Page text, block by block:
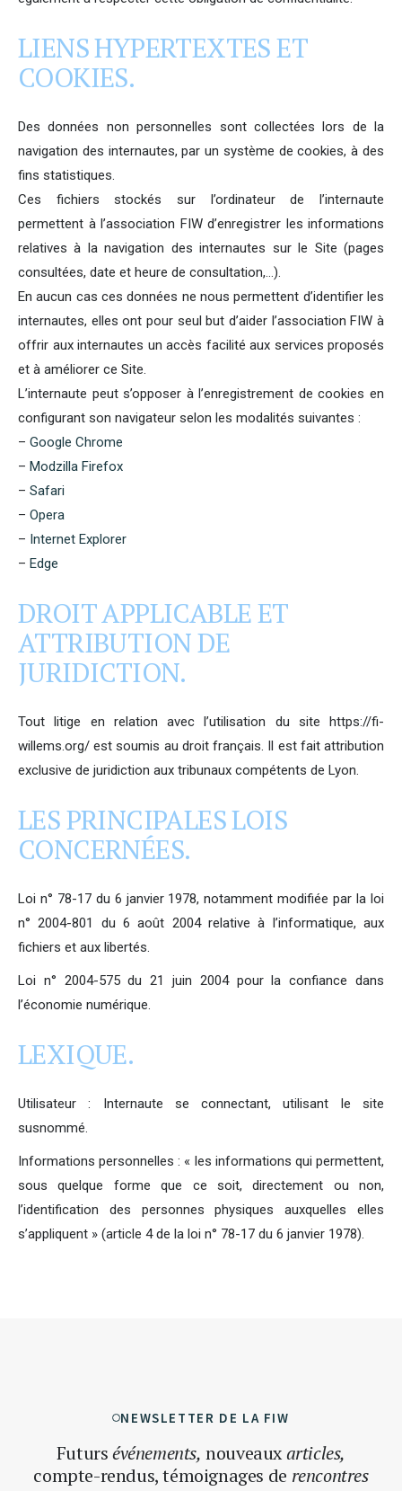
LIENS HYPERTEXTES ET
COOKIES.
Des données non personnelles sont collectées lors de la
navigation des internautes, par un système de cookies, à des
fins statistiques.
Ces fichiers stockés sur l’ordinateur de l’internaute
permettent à l’association FIW d’enregistrer les informations
relatives à la navigation des internautes sur le Site (pages
consultées, date et heure de consultation,…).
En aucun cas ces données ne nous permettent d’identifier les
internautes, elles ont pour seul but d’aider l’association FIW à
offrir aux internautes un accès facilité aux services proposés
et à améliorer ce Site.
L’internaute peut s’opposer à l’enregistrement de cookies en
configurant son navigateur selon les modalités suivantes :
– Google Chrome
– Modzilla Firefox
– Safari
– Opera
– Internet Explorer
– Edge
DROIT APPLICABLE ET
ATTRIBUTION DE
JURIDICTION.
Tout litige en relation avec l’utilisation du site https://fi-
willems.org/ est soumis au droit français. Il est fait attribution
exclusive de juridiction aux tribunaux compétents de Lyon.
LES PRINCIPALES LOIS
CONCERNÉES.
Loi n° 78-17 du 6 janvier 1978, notamment modifiée par la loi
n° 2004-801 du 6 août 2004 relative à l’informatique, aux
fichiers et aux libertés.
Loi n° 2004-575 du 21 juin 2004 pour la confiance dans
l’économie numérique.
LEXIQUE.
Utilisateur : Internaute se connectant, utilisant le site
susnommé.
Informations personnelles : « les informations qui permettent,
sous quelque forme que ce soit, directement ou non,
l’identification des personnes physiques auxquelles elles
s’appliquent » (article 4 de la loi n° 78-17 du 6 janvier 1978).
NEWSLETTER DE LA FIW
Futursévénements, nouveaux articles,
compte-rendus, témoignages de rencontres